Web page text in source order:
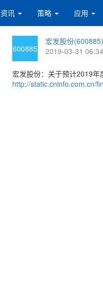
资讯 策略 应用
600885
宏发股份(600885)
2019-03-31
宏发股份：关于预计2019
http://static.cninfo.com.cn/